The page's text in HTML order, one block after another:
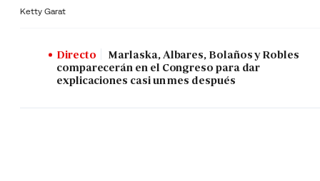
Ketty Garat
Directo
Marlaska, Albares, Bolaños y Robles
comparecerán en el Congreso para dar
explicaciones casi un mes después